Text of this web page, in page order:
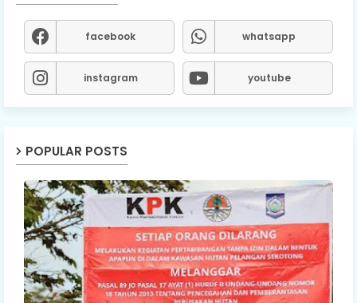
facebook whatsapp
instagram youtube
POPULAR POSTS